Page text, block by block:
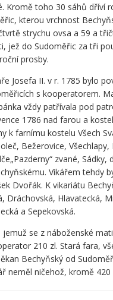
Kromě toho 30 sáhů dříví
kterou vrchnost
strychu ovsa a 59 a
jež do Sudoměřic za tři
prosby.
Josefa II. v r. 1785 bylo
s kooperatorem.
vždy patřívala pod
1786 nad farou a
k farnímu kostelu Všech
Bežerovice,
zvané,
Vikářem tehdy
Dvořák. K vikariátu
Dráchovská, Hlavatecká,
a Sepekovská.
se z náboženské
210 zl. Stará fara,
Bechyňský od
neměl ničehož, kromě 420